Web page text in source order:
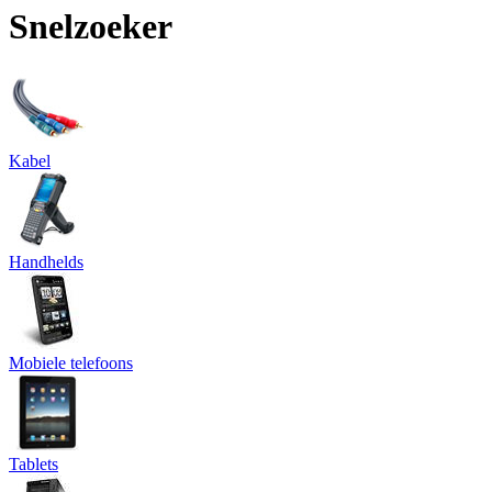
Snelzoeker
Kabel
Handhelds
Mobiele telefoons
Tablets